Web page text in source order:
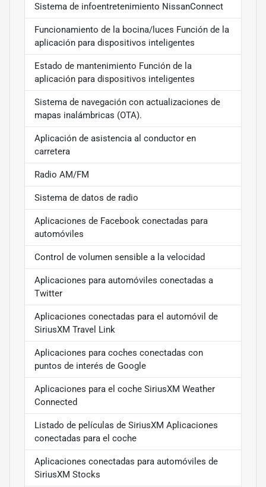
Sistema de infoentretenimiento NissanConnect
Funcionamiento de la bocina/luces Función de la
aplicación para dispositivos inteligentes
Estado de mantenimiento Función de la
aplicación para dispositivos inteligentes
Sistema de navegación con actualizaciones de
mapas inalámbricas (OTA).
Aplicación de asistencia al conductor en
carretera
Radio AM/FM
Sistema de datos de radio
Aplicaciones de Facebook conectadas para
automóviles
Control de volumen sensible a la velocidad
Aplicaciones para automóviles conectadas a
Twitter
Aplicaciones conectadas para el automóvil de
SiriusXM Travel Link
Aplicaciones para coches conectadas con
puntos de interés de Google
Aplicaciones para el coche SiriusXM Weather
Connected
Listado de películas de SiriusXM Aplicaciones
conectadas para el coche
Aplicaciones conectadas para automóviles de
SiriusXM Stocks